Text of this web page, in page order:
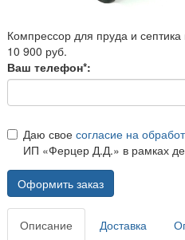
Компрессор для пруда и
10 900 руб.
Ваш телефон*:
Даю свое согласие на
ИП «Ферцер Д.Д.» в рамках
Оформить заказ
Описание Доставка